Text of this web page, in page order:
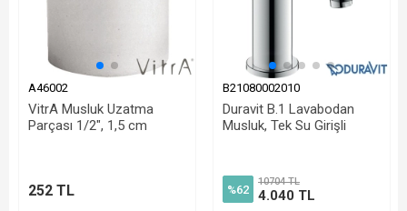
A46002
VitrA Musluk Uzatma
Parçası 1/2", 1,5 cm
252 TL
B21080002010
Duravit B.1 Lavabodan
Musluk, Tek Su Girişli
%62
10704 TL
4.040 TL